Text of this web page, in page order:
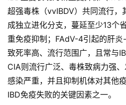
超强毒株（vvIBDV）共同流行，
成独立进化分支，蔓延至少13个
重免疫抑制；FAdV-4引起的肝炎
致死率高、流行范围广，且常与
CIA则流行广泛、毒株致病力强
感染严重，并且抑制机体对其他
IBD免疫失败的关键因素之一。